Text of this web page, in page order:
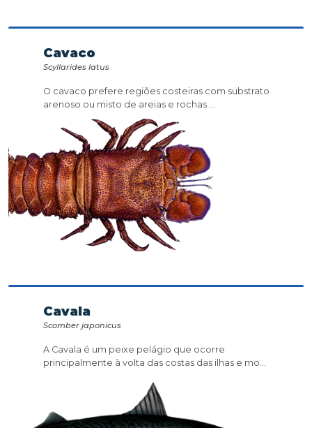
Cavaco
Scyllarides latus
O cavaco prefere regiões costeiras com substrato
arenoso ou misto de areias e rochas ...
Cavala
Scomber japonicus
A Cavala é um peixe pelágio que ocorre
principalmente à volta das costas das ilhas e mo...